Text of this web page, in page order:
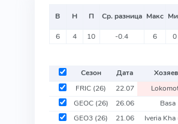
В Н П Ср. разница Макс
6 4 10 -0.4 6 0
Сезон Дата
FRIC (26) 22.07
GEOC (26) 26.06 Basa
GEO3 (26) 21.06 Iveria Kha